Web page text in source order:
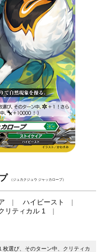
（ジュカクジュウ ジャッカロープ）
ハイビースト
リティカル 1
枚選び、そのターン中、クリティカ